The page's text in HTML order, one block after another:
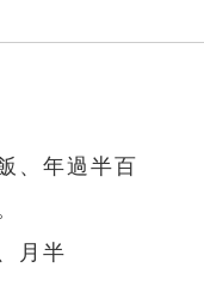
、年過半百
月半